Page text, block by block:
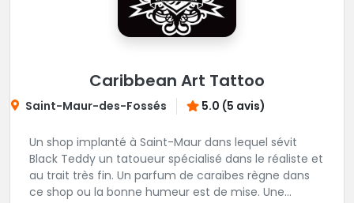
Caribbean Art Tattoo
Saint-Maur-des-Fossés 5.0 (5 avis)
Un shop implanté à Saint-Maur dans lequel sévit
Black Teddy un tatoueur spécialisé dans le réaliste et
au trait très fin. Un parfum de caraïbes règne dans
ce shop ou la bonne humeur est de mise. Une